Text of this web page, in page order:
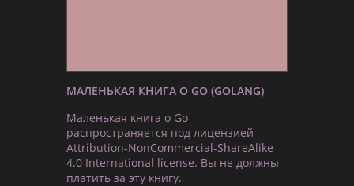
МАЛЕНЬКАЯ КНИГА О GO (GOLANG)
Маленькая книга о Go
распространяется под лицензией
Attribution-NonCommercial-ShareAlike
4.0 International license. Вы не должны
платить за эту книгу.